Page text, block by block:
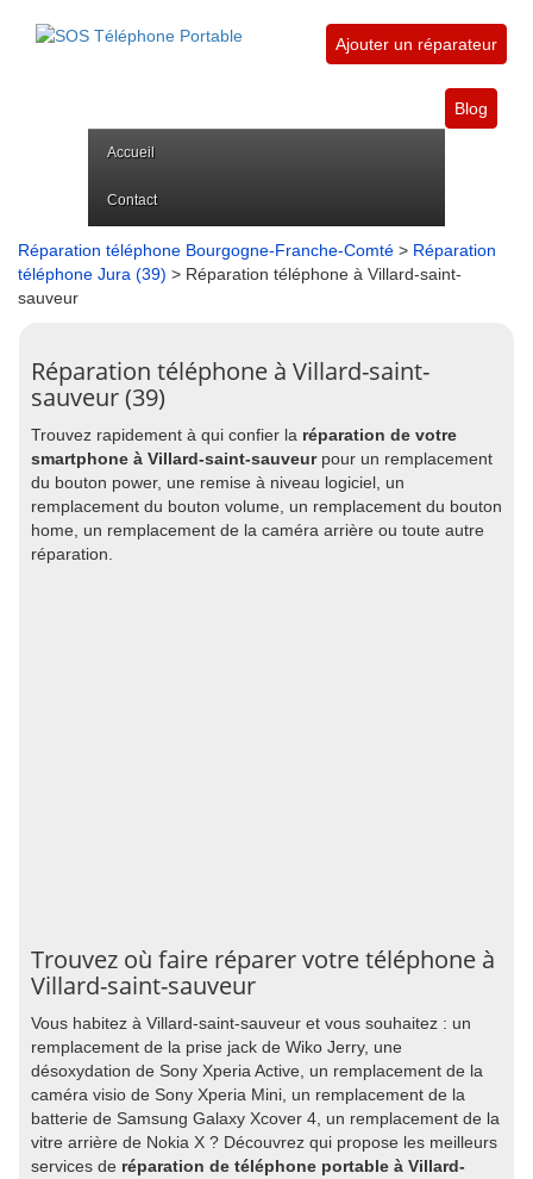
Ajouter un réparateur
Blog
Accueil
Contact
Réparation téléphone Bourgogne-Franche-Comté > Réparation
téléphone Jura (39) > Réparation téléphone à Villard-saint-
sauveur
Réparation téléphone à Villard-saint-
sauveur (39)
Trouvez rapidement à qui confier la réparation de votre
smartphone à Villard-saint-sauveurpour un remplacement
du bouton power, une remise à niveau logiciel, un
remplacement du bouton volume, un remplacement du bouton
home, un remplacement de la caméra arrière ou toute autre
réparation.
Trouvez où faire réparer votre téléphone à
Villard-saint-sauveur
Vous habitez à Villard-saint-sauveur et vous souhaitez : un
remplacement de la prise jack de Wiko Jerry, une
désoxydation de Sony Xperia Active, un remplacement de la
caméra visio de Sony Xperia Mini, un remplacement de la
batterie de Samsung Galaxy Xcover 4, un remplacement de la
vitre arrière de Nokia X ? Découvrez qui propose les meilleurs
services de réparation de téléphone portable à Villard-